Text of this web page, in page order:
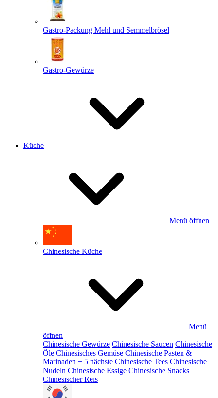
Gastro-Packung Mehl und Semmelbrösel
Gastro-Gewürze
Küche
Menü öffnen
Chinesische Küche
Menü
öffnen
Chinesische Gewürze Chinesische Saucen Chinesische
Öle Chinesisches Gemüse Chinesische Pasten &
Marinaden + 5 nächste Chinesische Tees Chinesische
Nudeln Chinesische Essige Chinesische Snacks
Chinesischer Reis